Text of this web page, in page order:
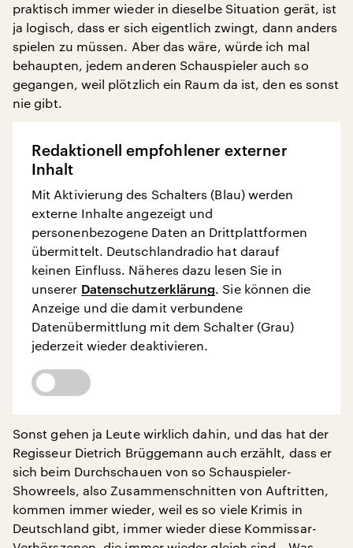
praktisch immer wieder in dieselbe Situation gerät, ist
ja logisch, dass er sich eigentlich zwingt, dann anders
spielen zu müssen. Aber das wäre, würde ich mal
behaupten, jedem anderen Schauspieler auch so
gegangen, weil plötzlich ein Raum da ist, den es sonst
nie gibt.
Redaktionell empfohlener externer
Inhalt
Mit Aktivierung des Schalters (Blau) werden
externe Inhalte angezeigt und
personenbezogene Daten an Drittplattformen
übermittelt. Deutschlandradio hat darauf
keinen Einfluss. Näheres dazu lesen Sie in
unserer Datenschutzerklärung. Sie können die
Anzeige und die damit verbundene
Datenübermittlung mit dem Schalter (Grau)
jederzeit wieder deaktivieren.
Sonst gehen ja Leute wirklich dahin, und das hat der
Regisseur Dietrich Brüggemann auch erzählt, dass er
sich beim Durchschauen von so Schauspieler-
Showreels, also Zusammenschnitten von Auftritten,
kommen immer wieder, weil es so viele Krimis in
Deutschland gibt, immer wieder diese Kommissar-